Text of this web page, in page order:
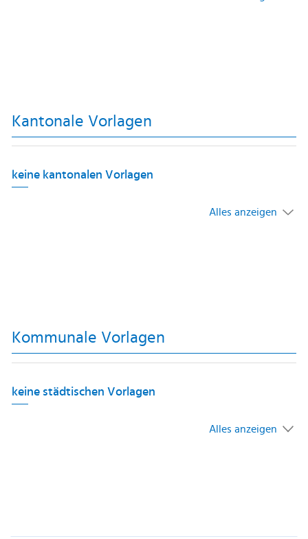
Kantonale Vorlagen
keine kantonalen Vorlagen
Alles anzeigen
Kommunale Vorlagen
keine städtischen Vorlagen
Alles anzeigen